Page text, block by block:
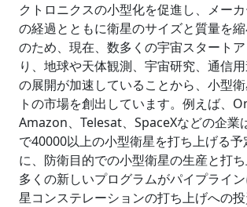
クトロニクスの小型化を促進し、メー
の経過とともに衛星のサイズと質量を
のため、現在、数多くの宇宙スタート
り、地球や天体観測、宇宙研究、通信
の展開が加速していることから、小型
トの市場を創出しています。例えば、
Amazon、Telesat、SpaceXなどの企業
で40000以上の小型衛星を打ち上げる
に、防衛目的での小型衛星の生産と打ち
多くの新しいプログラムがパイプライ
星コンステレーションの打ち上げへの